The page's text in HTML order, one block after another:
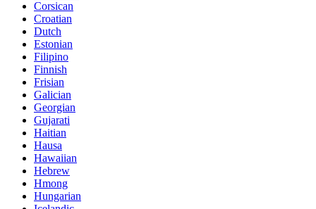
Corsican
Croatian
Dutch
Estonian
Filipino
Finnish
Frisian
Galician
Georgian
Gujarati
Haitian
Hausa
Hawaiian
Hebrew
Hmong
Hungarian